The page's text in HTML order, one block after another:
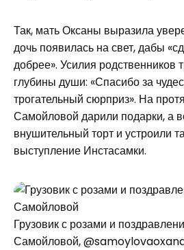
Так, мать Оксаны выразила
дочь появилась на свет, дабы
добрее». Усилия родственников
глубины души: «Спасибо за
трогательный сюрприз». На
Самойловой дарили подарки, а
внушительный торт и устроили
выступление Инстасамки.
Грузовик с розами и
Самойловой,